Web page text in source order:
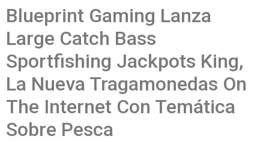
Blueprint Gaming Lanza
Large Catch Bass
Sportfishing Jackpots King,
La Nueva Tragamonedas On
The Internet Con Temática
Sobre Pesca